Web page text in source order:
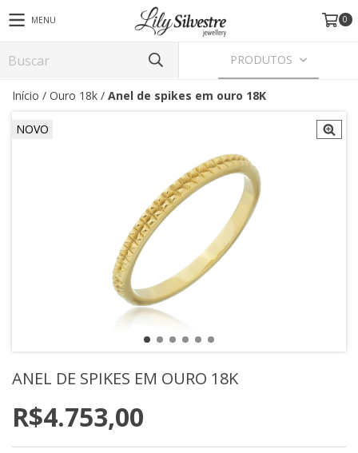
MENU 0
PRODUTOS
Início / Ouro 18k / Anel de spikes em ouro 18K
NOVO
ANEL DE SPIKES EM OURO 18K
R$4.753,00